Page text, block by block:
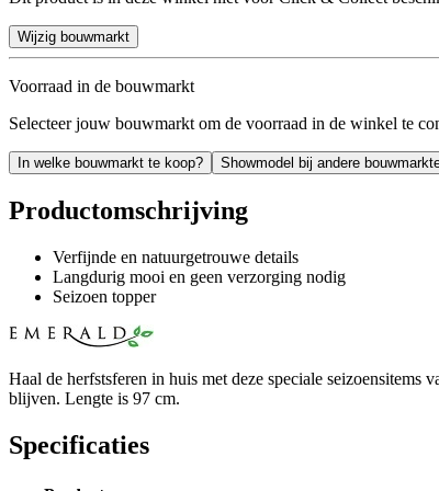
Wijzig bouwmarkt
Voorraad in de bouwmarkt
Selecteer jouw bouwmarkt om de voorraad in de winkel te
In welke bouwmarkt te koop? Showmodel bij andere
Productomschrijving
Verfijnde en natuurgetrouwe details
Langdurig mooi en geen verzorging nodig
Seizoen topper
Haal de herfstsferen in huis met deze speciale
blijven. Lengte is 97 cm.
Specificaties